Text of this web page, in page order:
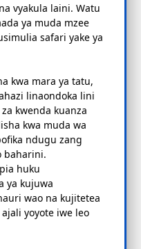
vyakula laini. Watu
ya muda mzee
safari yake ya
kwa mara ya tatu,
linaondoka lini
kwenda kuanza
kwa muda wa
ndugu zang
baharini.
huku
ya kujuwa
wao na kujitetea
yoyote iwe leo